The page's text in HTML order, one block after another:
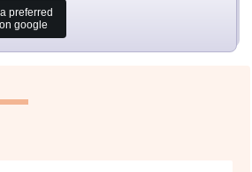
preferred
google